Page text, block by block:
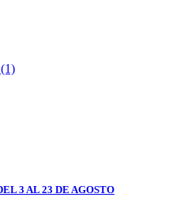
3 AL 23 DE AGOSTO